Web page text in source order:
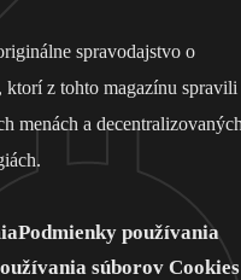
spravodajstvo o
z tohto magazínu spravili
menách a
Podmienky používania
súborov Cookies